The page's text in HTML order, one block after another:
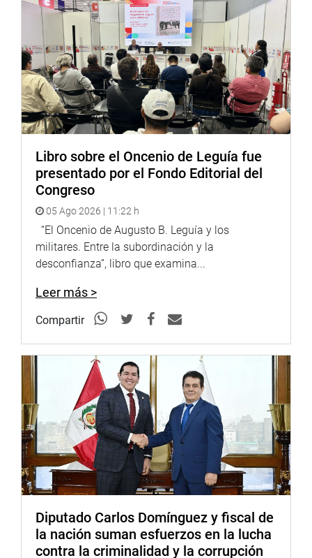
DESPACHO DE LA CONGRESISTA MILAGROS JÁUREGUI
DE AGUAYO
Libro sobre el Oncenio de Leguía fue
presentado por el Fondo Editorial del
Congreso
05 Ago 2026 | 11:22 h
“El Oncenio de Augusto B. Leguía y los
militares. Entre la subordinación y la
desconfianza”, libro que examina...
Leer más >
Compartir
Diputado Carlos Domínguez y fiscal de
la nación suman esfuerzos en la lucha
contra la criminalidad y la corrupción